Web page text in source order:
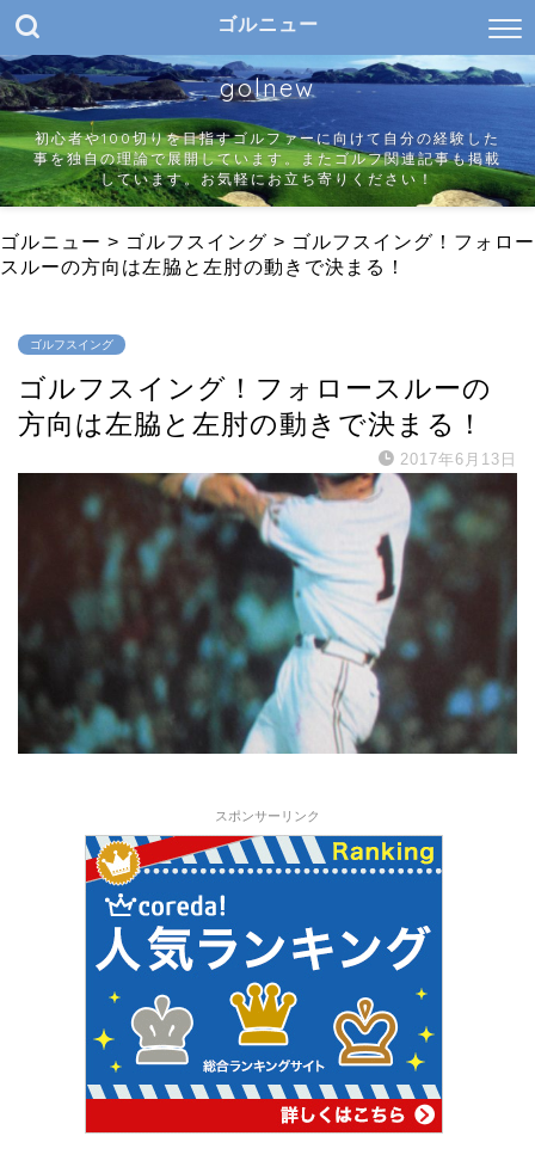
ゴルニュー
golnew
初心者や100切りを目指すゴルファーに向けて自分の経験した
事を独自の理論で展開しています。またゴルフ関連記事も掲載
しています。お気軽にお立ち寄りください！
ゴルニュー > ゴルフスイング > ゴルフスイング！フォロー
スルーの方向は左脇と左肘の動きで決まる！
ゴルフスイング
ゴルフスイング！フォロースルーの
方向は左脇と左肘の動きで決まる！
2017年6月13日
スポンサーリンク